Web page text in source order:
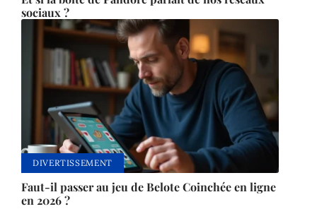
sociaux ?
DIVERTISSEMENT
Faut-il passer au jeu de Belote Coinchée en ligne
en 2026 ?